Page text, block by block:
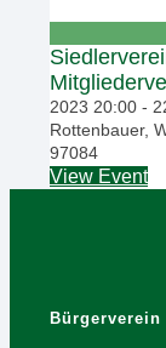
2023 20:00 -
Rottenbauer,
97084
View Event
Bürgerverein